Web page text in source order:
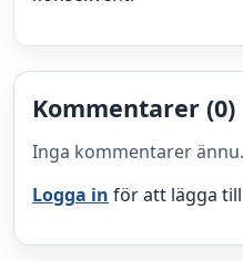
Kommentarer (0)
Inga kommentarer ännu.
Logga in för att lägga